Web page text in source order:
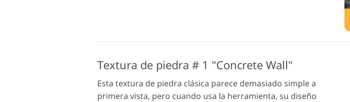
Textura de piedra # 1 "Concrete Wall"
Esta textura de piedra clásica parece demasiado simple a
primera vista, pero cuando usa la herramienta, su diseño